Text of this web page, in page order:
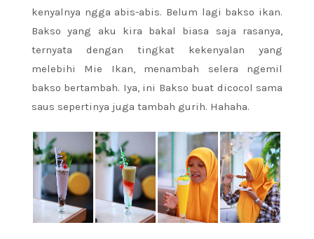
kenyalnya ngga abis-abis. Belum lagi bakso ikan.
Bakso yang aku kira bakal biasa saja rasanya,
ternyata dengan tingkat kekenyalan yang
melebihi Mie Ikan, menambah selera ngemil
bakso bertambah. Iya, ini Bakso buat dicocol sama
saus sepertinya juga tambah gurih. Hahaha.